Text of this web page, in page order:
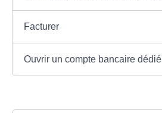
Facturer
Ouvrir un compte bancaire dédié